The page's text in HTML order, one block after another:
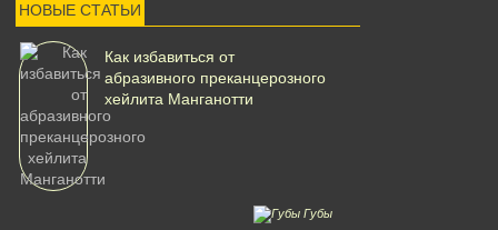
НОВЫЕ СТАТЬИ
Как избавиться от
абразивного преканцерозного
хейлита Манганотти
Губы